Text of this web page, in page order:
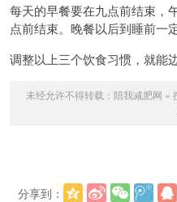
每天的早餐要在九点前结束，
点前结束。晚餐以后到睡前一
调整以上三个饮食习惯，就能
未经允许不得转载： 陪我减肥网 »
分享到：